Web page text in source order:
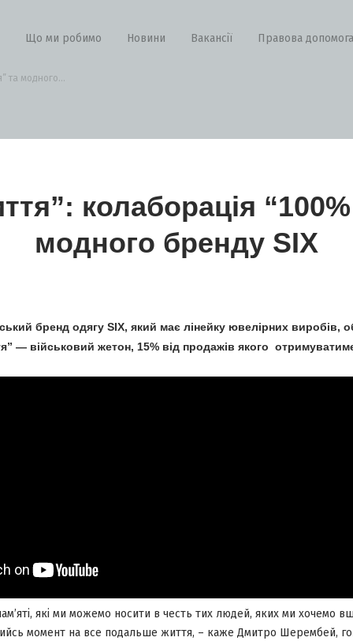
Що ми робимо Новини Вакансії Правова допомога
та модного...
колаборація
модного бренду SIX
бренд одягу SIX, який має лінейку ювелірних виробів,
— військовий жетон, 15% від продажів якого
які ми можемо носити в честь тих людей, яких ми хочемо
момент на все подальше життя, – каже Дмитро Шерембей,